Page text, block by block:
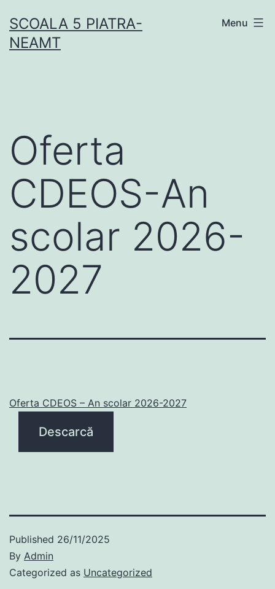
to
content
SCOALA 5 PIATRA-
NEAMT
Menu
Oferta
CDEOS-An
scolar 2026-
2027
Oferta CDEOS – An scolar 2026-2027
Descarcă
Published 26/11/2025
By Admin
Categorized as Uncategorized